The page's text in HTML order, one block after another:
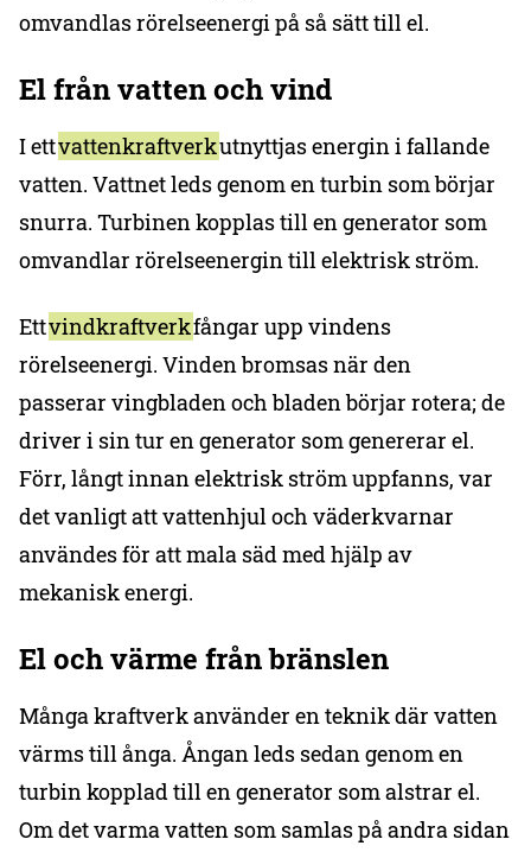
omvandlas rörelseenergi på så sätt till el.
El från vatten och vind
I ettvattenkraftverkutnyttjas energin i fallande
vatten. Vattnet leds genom en turbin som börjar
snurra. Turbinen kopplas till en generator som
omvandlar rörelseenergin till elektrisk ström.
Ettvindkraftverkfångar upp vindens
rörelseenergi. Vinden bromsas när den
passerar vingbladen och bladen börjar rotera; de
driver i sin tur en generator som genererar el.
Förr, långt innan elektrisk ström uppfanns, var
det vanligt att vattenhjul och väderkvarnar
användes för att mala säd med hjälp av
mekanisk energi.
El och värme från bränslen
Många kraftverk använder en teknik där vatten
värms till ånga. Ångan leds sedan genom en
turbin kopplad till en generator som alstrar el.
Om det varma vatten som samlas på andra sidan